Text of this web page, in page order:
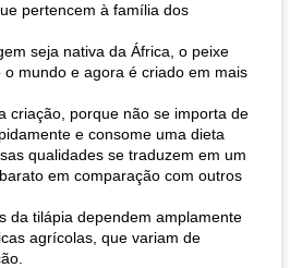
pertencem à família dos
seja nativa da África, o peixe
mundo e agora é criado em mais
criação, porque não se importa de
e consome uma dieta
qualidades se traduzem em um
em comparação com outros
da tilápia dependem amplamente
agrícolas, que variam de